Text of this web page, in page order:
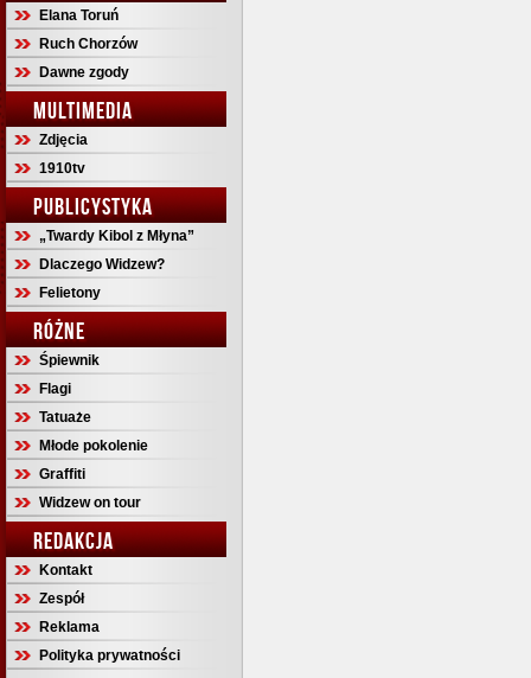
Elana Toruń
Ruch Chorzów
Dawne zgody
MULTIMEDIA
Zdjęcia
1910tv
PUBLICYSTYKA
„Twardy Kibol z Młyna”
Dlaczego Widzew?
Felietony
RÓŻNE
Śpiewnik
Flagi
Tatuaże
Młode pokolenie
Graffiti
Widzew on tour
REDAKCJA
Kontakt
Zespół
Reklama
Polityka prywatności